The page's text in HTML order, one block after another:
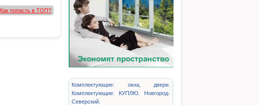
Как попасть в ТОП?
Комплектующие: окна, двери.
Комплектующие: КУПЛЮ. Новгород-
Северский.